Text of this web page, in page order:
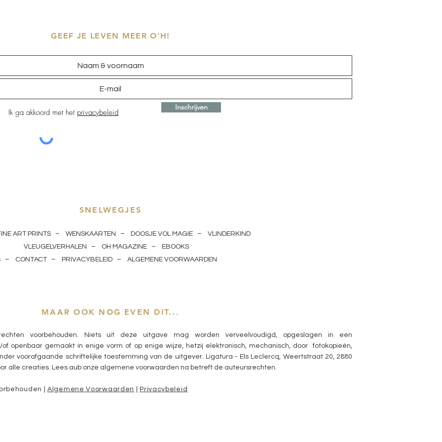
GEEF JE LEVEN MEER O'H!
Ik ga akkoord met het privacybeleid
Inschrijven
SNELWEGJES
ART PRINTS – WENSKAARTEN – DOOSJE VOL MAGIE–
VLINDERKIND
VLEUGELVERHALEN
– OH MAGAZINE–
EBOOKS
– CONTACT – PRIVACYBELEID – ALGEMENE VOORWAARDEN
MAAR OOK NOG EVEN DIT...
voorbehouden. Niets uit deze uitgave mag worden verveelvoudigd, opgeslagen in een
openbaar gemaakt in enige vorm of op enige wijze, hetzij elektronisch, mechanisch, door fotokopieën,
voorafgaande schriftelijke toestemming van de uitgever. Ligatura - Els Leclercq, Weertstraat 20, 2880
alle creaties. Lees aub onze algemene voorwaarden na betreft de auteursrechten.
|Algemene Voorwaarden Privacybeleid